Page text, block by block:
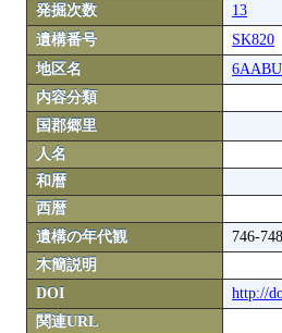
発掘次数
13
遺構番号
SK820
地区名
内容分類
国郡郷里
人名
和暦
西暦
遺構の年代観
746-748
木簡説明
DOI
http://
関連URL